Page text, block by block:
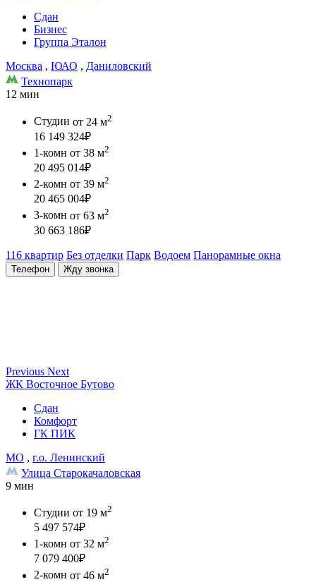
Сдан
Бизнес
Группа Эталон
Москва , ЮАО , Даниловский
Технопарк
12 мин
Студии от 24 м2
16 149 324₽
1-комн от 38 м2
20 495 014₽
2-комн от 39 м2
20 465 004₽
3-комн от 63 м2
30 663 186₽
116 квартир Без отделки Парк Водоем Панорамные окна
Телефон Жду звонка
Previous Next
ЖК Восточное Бутово
Сдан
Комфорт
ГК ПИК
МО , г.о. Ленинский
Улица Старокачаловская
9 мин
Студии от 19 м2
5 497 574₽
1-комн от 32 м2
7 079 400₽
2-комн от 46 м2